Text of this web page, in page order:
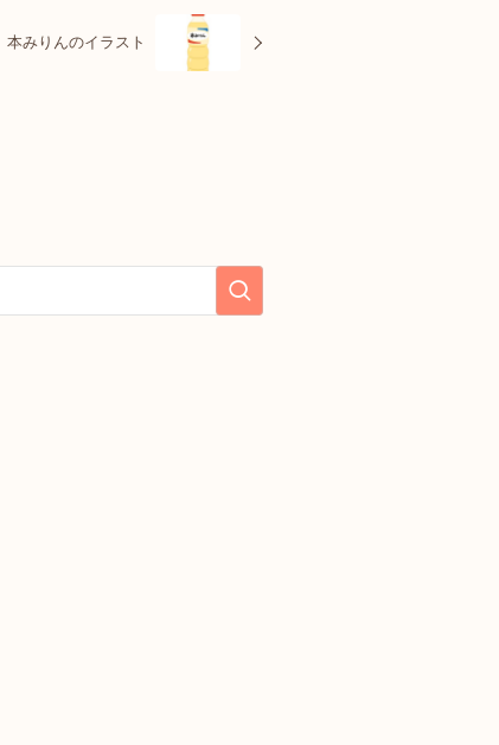
本みりんのイラスト